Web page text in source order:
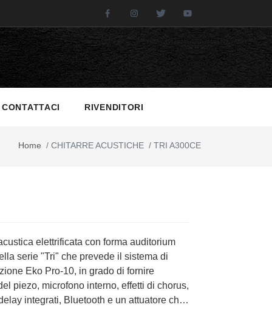
FacebookInstagramTwitter
CONTATTACI RIVENDITORI
Home / CHITARRE ACUSTICHE / TRI A300CE
elettrificata con forma auditorium
serie "Tri" che prevede il sistema di
Eko Pro-10, in grado di fornire
piezo, microfono interno, effetti di chorus,
integrati, Bluetooth e un attuatore che